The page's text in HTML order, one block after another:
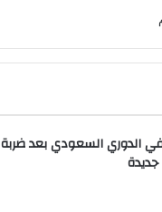
في الدوري السعودي بعد ضربة